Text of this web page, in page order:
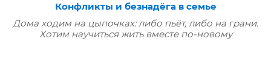
Конфликты и безнадёга в семье
Дома ходим на цыпочках: либо пьёт, либо на грани.
Хотим научиться жить вместе по‑новому